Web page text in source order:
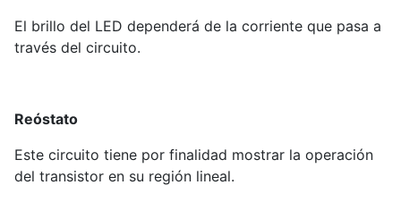
El brillo del LED dependerá de la corriente que pasa a
través del circuito.
Reóstato
Este circuito tiene por finalidad mostrar la operación
del transistor en su región lineal.